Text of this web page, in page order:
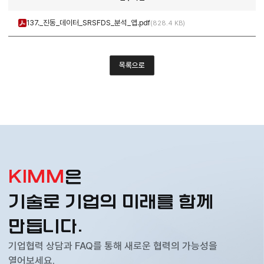
137._진동_데이터_SRSFDS_분석_앱.pdf 828.4 KB
목록으로
KIMM 은
기술로 기업의 미래를 함께
만듭니다.
기업협력 상담과 FAQ를 통해 새로운 협력의 가능성을
열어보세요.